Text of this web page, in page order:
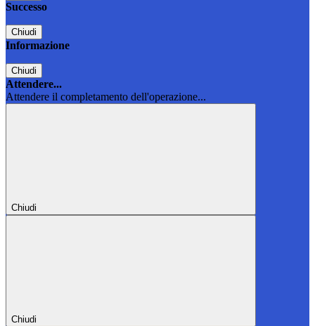
Successo
Chiudi
Informazione
Chiudi
Attendere...
Attendere il completamento dell'operazione...
Chiudi
Chiudi